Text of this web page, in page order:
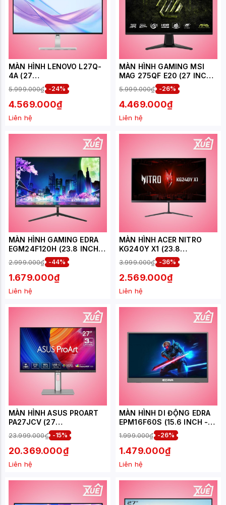
MÀN HÌNH LENOVO L27Q-
4A (27
INCH/QHD/IPS/100HZ/4MS
/LOA) (67BFGAC6VN)
5.999.000₫ -24%
4.569.000₫
Liên hệ
MÀN HÌNH GAMING MSI
MAG 275QF E20 (27 INCH -
IPS - 2K - 200HZ - 0.5MS)
5.999.000₫ -26%
4.469.000₫
Liên hệ
MÀN HÌNH GAMING EDRA
EGM24F120H (23.8 INCH -
IPS - FHD - 120HZ - 1MS)
2.999.000₫ -44%
1.679.000₫
Liên hệ
MÀN HÌNH ACER NITRO
KG240Y X1 (23.8
INCH/FHD/IPS/200HZ/1MS)
3.999.000₫ -36%
2.569.000₫
Liên hệ
MÀN HÌNH ASUS PROART
PA27JCV (27
INCH/5K/IPS/60HZ/5MS/U
SB-C 96W/LOA)
23.999.000₫ -15%
20.369.000₫
Liên hệ
MÀN HÌNH DI ĐỘNG EDRA
EPM16F60S (15.6 INCH -
IPS - FHD - 60HZ)
1.999.000₫ -26%
1.479.000₫
Liên hệ